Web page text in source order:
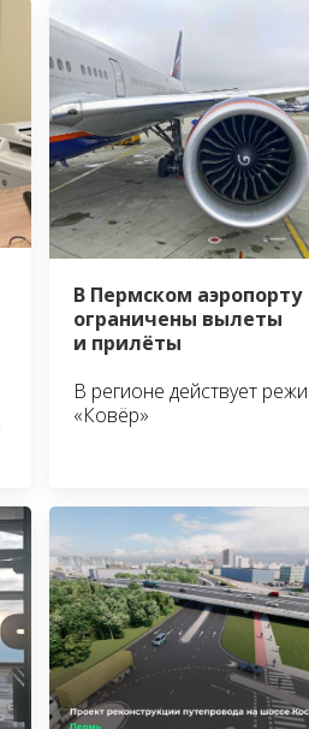
В Пермском аэропорту
ограничены вылеты
и прилёты
В регионе действует
«Ковёр»